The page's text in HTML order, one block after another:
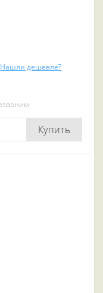
Нашли дешевле?
Купить